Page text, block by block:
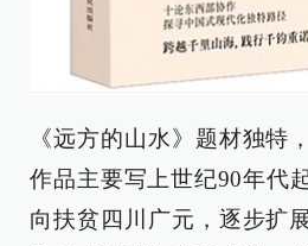
《远方的山水》题材独特
作品主要写上世纪90年代
向扶贫四川广元，逐步扩